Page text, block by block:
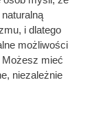
i dlatego
możliwości
mieć
niezależnie